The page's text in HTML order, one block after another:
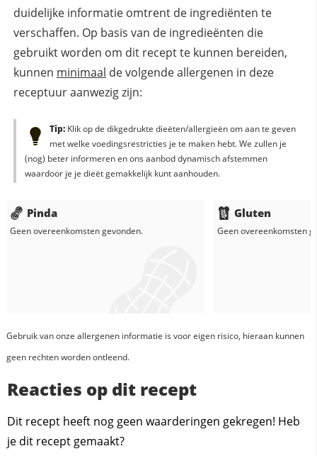
duidelijke informatie omtrent de ingrediënten te
verschaffen. Op basis van de ingredieënten die
gebruikt worden om dit recept te kunnen bereiden,
kunnen minimaal de volgende allergenen in deze
receptuur aanwezig zijn:
Tip:Klik op de dikgedrukte dieëten/allergieën om aan te geven
met welke voedingsrestricties je te maken hebt. We zullen je
(nog) beter informeren en ons aanbod dynamisch afstemmen
waardoor je je dieët gemakkelijk kunt aanhouden.
Pinda
Geen overeenkomsten gevonden.
Gluten
Geen overeenkomsten
Gebruik van onze allergenen informatie is voor eigen risico, hieraan kunnen
geen rechten worden ontleend.
Reacties op dit recept
Dit recept heeft nog geen waarderingen gekregen! Heb
je dit recept gemaakt?